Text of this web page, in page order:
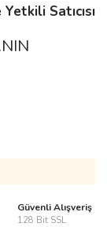
Satıcısı
Güvenli Alışveriş
128 Bit SSL